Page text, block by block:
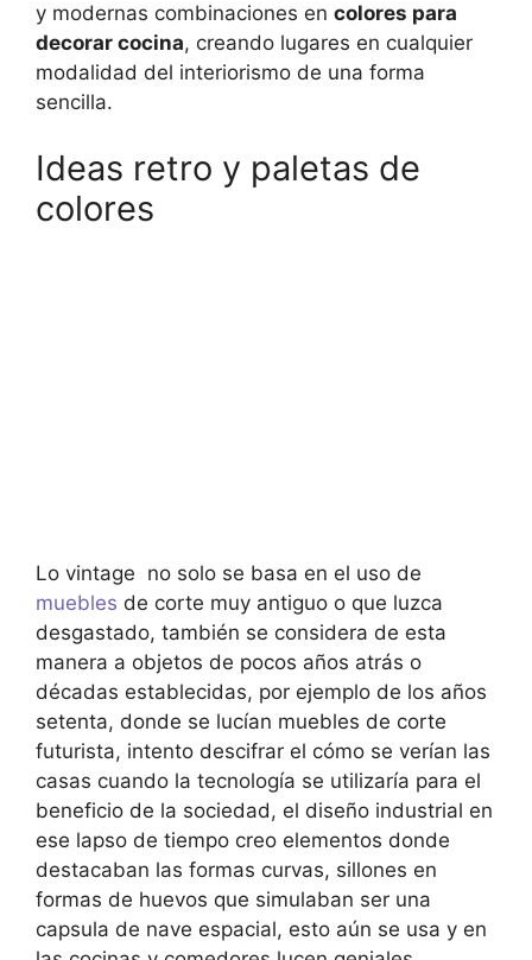
y modernas combinaciones en colores para
decorar cocina, creando lugares en cualquier
modalidad del interiorismo de una forma
sencilla.
Ideas retro y paletas de
colores
Lo vintage no solo se basa en el uso de
muebles de corte muy antiguo o que luzca
desgastado, también se considera de esta
manera a objetos de pocos años atrás o
décadas establecidas, por ejemplo de los años
setenta, donde se lucían muebles de corte
futurista, intento descifrar el cómo se verían las
casas cuando la tecnología se utilizaría para el
beneficio de la sociedad, el diseño industrial en
ese lapso de tiempo creo elementos donde
destacaban las formas curvas, sillones en
formas de huevos que simulaban ser una
capsula de nave espacial, esto aún se usa y en